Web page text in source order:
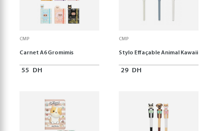
CMP
Carnet A6 Gromimis
55 DH
CMP
Stylo Effaçable Animal Kawaii
29 DH